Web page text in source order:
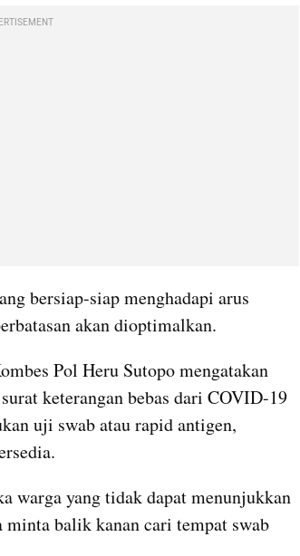
bersiap-siap menghadapi arus
akan dioptimalkan.
Pol Heru Sutopo mengatakan
keterangan bebas dari COVID-19
uji swab atau rapid antigen,
warga yang tidak dapat menunjukkan
balik kanan cari tempat swab